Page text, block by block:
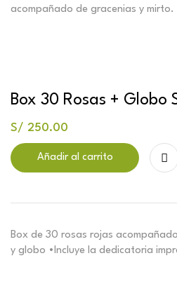
acompañado de gracenias y mirto.
Box 30 Rosas + Globo
S/ 250.00
Añadir al carrito
Box de 30 rosas rojas
y globo •Incluye la dedicatoria